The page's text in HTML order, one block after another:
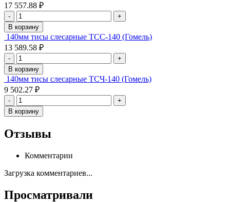
17 557.88 ₽
-
+
В корзину
140мм тисы слесарные ТСС-140 (Гомель)
13 589.58 ₽
-
+
В корзину
140мм тисы слесарные ТСЧ-140 (Гомель)
9 502.27 ₽
-
+
В корзину
Отзывы
Комментарии
Загрузка комментариев...
Просматривали